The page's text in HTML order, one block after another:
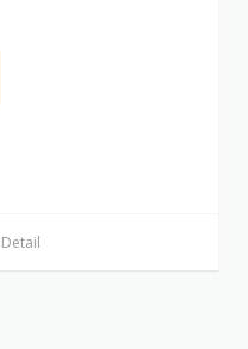
Detail